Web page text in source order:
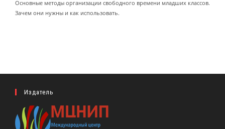
Основные методы организации свободного времени младших классов.
Зачем они нужны и как использовать.
Издатель